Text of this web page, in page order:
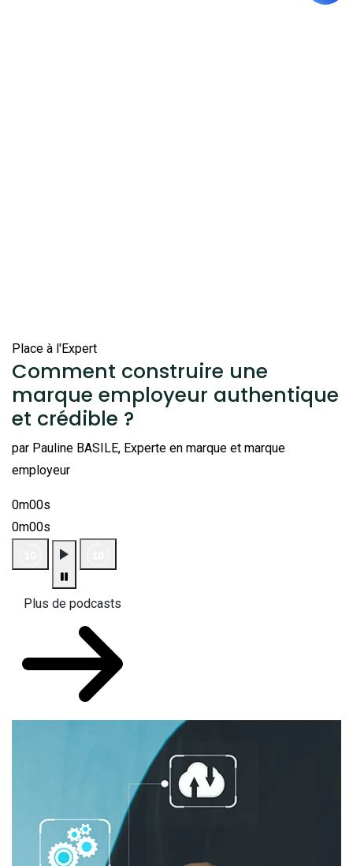
Place à l'Expert
Comment construire une
marque employeur authentique
et crédible ?
par Pauline BASILE, Experte en marque et marque
employeur
0m00s
0m00s
Plus de podcasts